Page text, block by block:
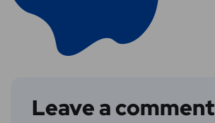
Leave a comment